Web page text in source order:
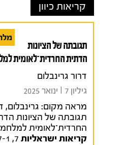
קריאות כיוון
תגובתה של הציונות
הדתית החרדית־לאומית
דרור גרינבלום
גיליון 7 I ינואר 2025
מראה מקום:
תגובתה של הציונות
החרדית־לאומית למלחמת
קריאות ישראליות